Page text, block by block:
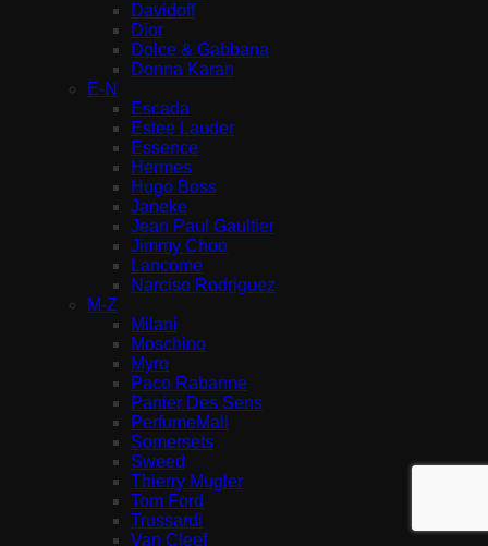
Davidoff
Dior
Dolce & Gabbana
Donna Karan
E-N
Escada
Estee Lauder
Essence
Hermes
Hugo Boss
Janeke
Jean Paul Gaultier
Jimmy Choo
Lancome
Narciso Rodriguez
M-Z
Milani
Moschino
Myro
Paco Rabanne
Panier Des Sens
PerfumeMall
Somersets
Sweed
Thierry Mugler
Tom Ford
Trussardi
Van Cleef